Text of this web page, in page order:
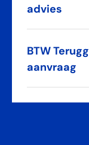
advies
BTW
aanvraag